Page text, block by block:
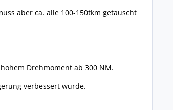
aber ca. alle 100-150tkm getauscht
Drehmoment ab 300 NM.
verbessert wurde.